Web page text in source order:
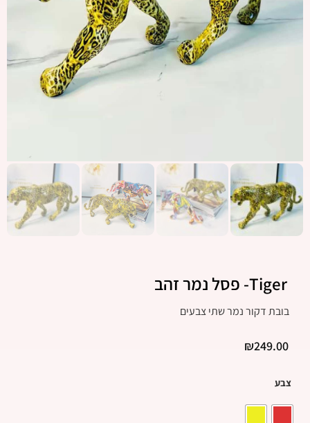
Tiger- פסל נמר זהב
בובת דקור נמר שתי צבעים
₪249.00
צבע